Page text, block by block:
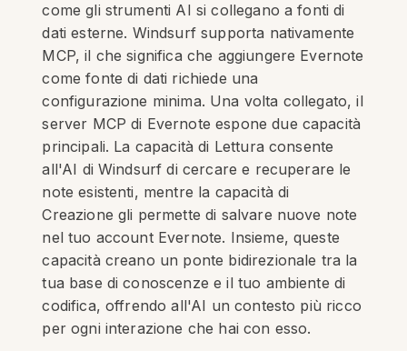
come gli strumenti AI si collegano a fonti di
dati esterne. Windsurf supporta nativamente
MCP, il che significa che aggiungere Evernote
come fonte di dati richiede una
configurazione minima. Una volta collegato, il
server MCP di Evernote espone due capacità
principali. La capacità di Lettura consente
all'AI di Windsurf di cercare e recuperare le
note esistenti, mentre la capacità di
Creazione gli permette di salvare nuove note
nel tuo account Evernote. Insieme, queste
capacità creano un ponte bidirezionale tra la
tua base di conoscenze e il tuo ambiente di
codifica, offrendo all'AI un contesto più ricco
per ogni interazione che hai con esso.